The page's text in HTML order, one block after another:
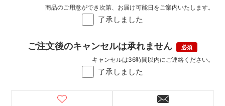
了承しました
商品のご用意ができ次第、お届け可能日をご案内いたします。
ご注文後のキャンセルは承れません
了承しました
キャンセルは36時間以内にご連絡ください。